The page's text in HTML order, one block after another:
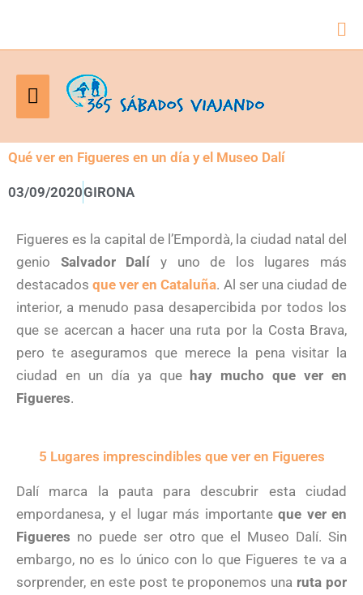
Menú
principal
Qué ver en Figueres en un día y el Museo Dalí
03/09/2020GIRONA
Figueres es la capital de l’Empordà, la ciudad natal del
genio Salvador Dalí y uno de los lugares más
destacadosque ver en Cataluña. Al ser una ciudad de
interior, a menudo pasa desapercibida por todos los
que se acercan a hacer una ruta por la Costa Brava,
pero te aseguramos que merece la pena visitar la
ciudad en un día ya que hay mucho que ver en
Figueres.
5 Lugares imprescindibles que ver en Figueres
Dalí marca la pauta para descubrir esta ciudad
empordanesa, y el lugar más importante que ver en
Figueres no puede ser otro que el Museo Dalí. Sin
embargo, no es lo único con lo que Figueres te va a
sorprender, en este post te proponemos una ruta por